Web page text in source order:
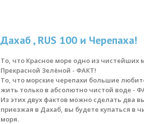
Дахаб , RUS 100 и Черепаха!
То, что Красное море одно из чистейших
Прекрасной Зелёной - ФАКТ!
То, что морские черепахи большие
жить только в абсолютно чистой воде -
Из этих двух фактов можно сделать два
приезжая в Дахаб, вы будете купаться в
моря.